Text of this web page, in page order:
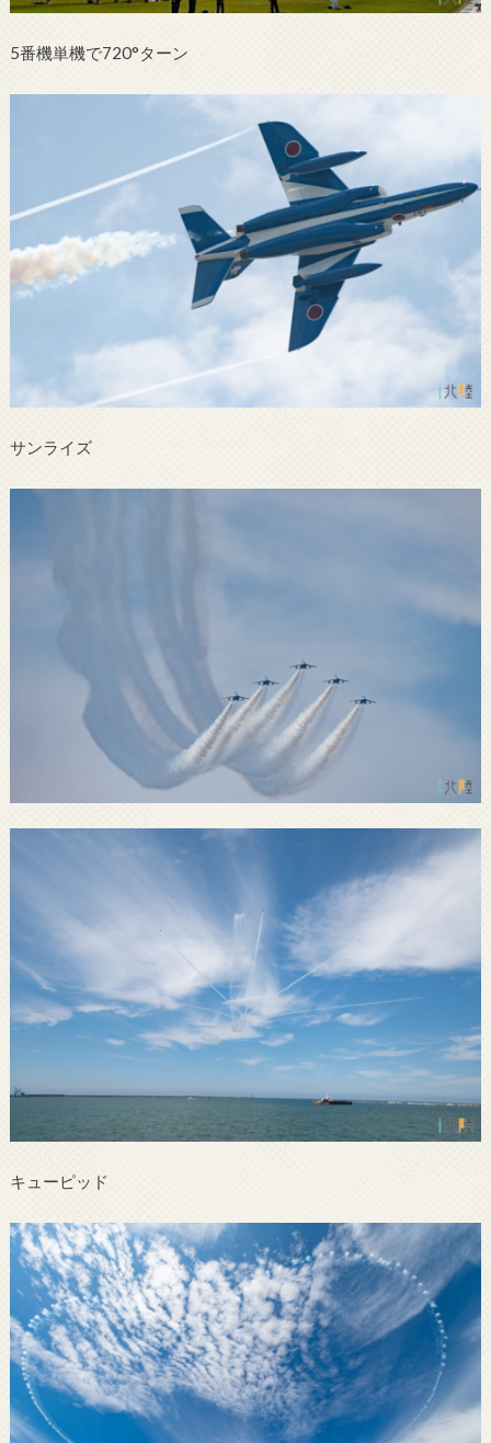
5番機単機で720°ターン
サンライズ
キューピッド